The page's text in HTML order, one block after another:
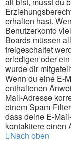
erhalten hast.
Benutzerkonto
Boards müssen
freigeschaltet
erledigen oder
wurde dir
Wenn du eine E-
enthaltenen
Mail-Adresse
einem Spam-
dass deine E-
kontaktiere einen
Nach oben